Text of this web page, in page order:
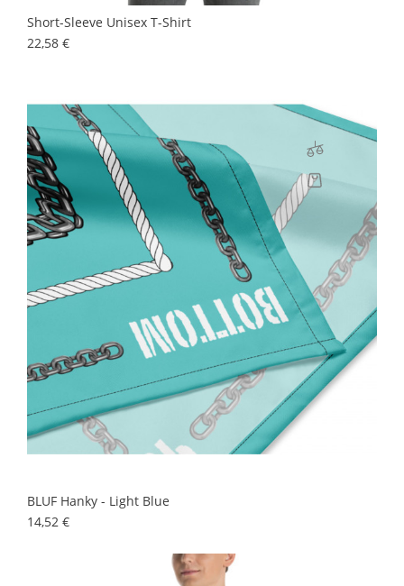
Short-Sleeve Unisex T-Shirt
22,58 €Prix
BLUF Hanky - Light Blue
14,52 €Prix